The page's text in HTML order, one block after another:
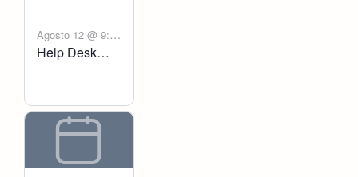
Agosto 12 @ 9:00
am - 6:00 pm
Help Desk